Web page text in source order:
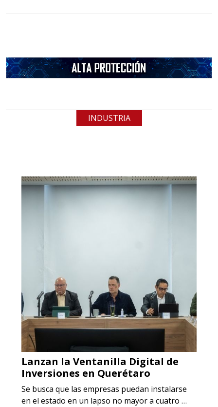
INDUSTRIA
Lanzan la Ventanilla Digital de
Inversiones en Querétaro
Se busca que las empresas puedan instalarse
en el estado en un lapso no mayor a cuatro …